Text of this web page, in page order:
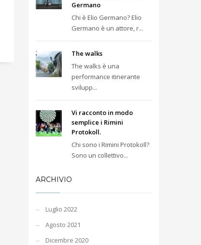
Germano
Chi è Elio Germano? Elio
Germano è un attore, r...
The walks
The walks è una
performance itinerante
svilupp...
Vi racconto in modo
semplice i Rimini
Protokoll.
Chi sono i Rimini Protokoll?
Sono un collettivo...
ARCHIVIO
Luglio 2022
Agosto 2021
Dicembre 2020